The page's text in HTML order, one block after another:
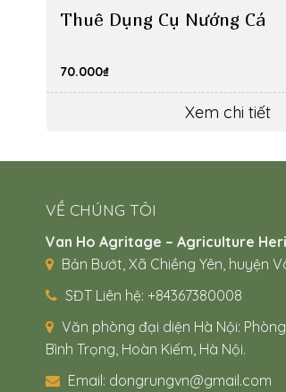
Thuê Dụng Cụ Nướng Cá
70.000₫
Xem chi tiết
VỀ CHÚNG TÔI
Van Ho Agritage – Agriculture
Bản Bướt, Xã Chiềng Yên, huyện
SĐT Liên hệ: +84367380008
Văn phòng đại diện Hà Nội:
Bình Trọng, Hoàn Kiếm, Hà Nội.
Email: dongrungvn@gmail.com